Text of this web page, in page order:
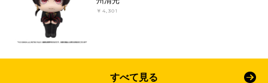
￥4,301
すべて見る